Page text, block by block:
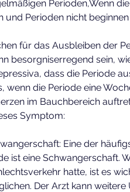
Perioden,Wenn
und Perioden nicht beginnen
für das Ausbleiben der
besorgniserregend sein,
dass die Periode
wenn die Periode eine
im Bauchbereich
Symptom:
Eine der
ist eine Schwangerschaft.
hatte, ist es
Der Arzt kann